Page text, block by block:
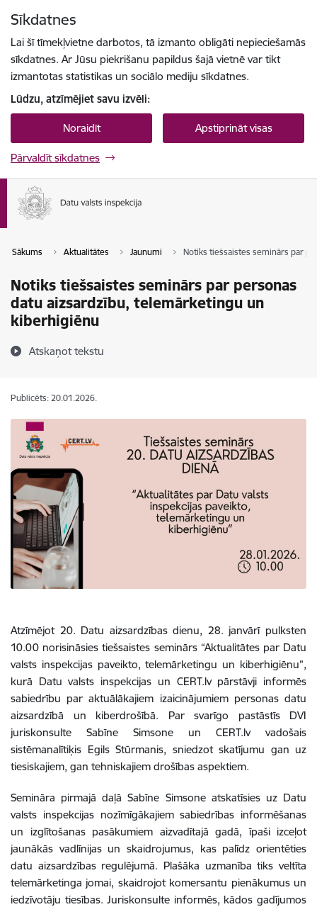
Sīkdatnes
Lai šī tīmekļvietne darbotos, tā izmanto obligāti nepieciešamās
sīkdatnes. Ar Jūsu piekrišanu papildus šajā vietnē var tikt
izmantotas statistikas un sociālo mediju sīkdatnes.
Lūdzu, atzīmējiet savu izvēli:
Noraidīt Apstiprināt visas
Pārvaldīt sīkdatnes
Sākums Aktualitātes Jaunumi Notiks tiešsaistes seminārs par
Notiks tiešsaistes seminārs par personas
datu aizsardzību, telemārketingu un
kiberhigiēnu
Atskaņot tekstu
Publicēts: 20.01.2026.
Atzīmējot 20. Datu aizsardzības dienu, 28. janvārī pulksten
10.00 norisināsies tiešsaistes seminārs “Aktualitātes par Datu
valsts inspekcijas paveikto, telemārketingu un kiberhigiēnu”,
kurā Datu valsts inspekcijas un CERT.lv pārstāvji informēs
sabiedrību par aktuālākajiem izaicinājumiem personas datu
aizsardzībā un kiberdrošībā. Par svarīgo pastāstīs DVI
juriskonsulte Sabīne Simsone un CERT.lv vadošais
sistēmanalītiķis Egils Stūrmanis, sniedzot skatījumu gan uz
tiesiskajiem, gan tehniskajiem drošības aspektiem.
Semināra pirmajā daļā Sabīne Simsone atskatīsies uz Datu
valsts inspekcijas nozīmīgākajiem sabiedrības informēšanas
un izglītošanas pasākumiem aizvadītajā gadā, īpaši izceļot
jaunākās vadlīnijas un skaidrojumus, kas palīdz orientēties
datu aizsardzības regulējumā. Plašāka uzmanība tiks veltīta
telemārketinga jomai, skaidrojot komersantu pienākumus un
iedzīvotāju tiesības. Juriskonsulte informēs, kādos gadījumos